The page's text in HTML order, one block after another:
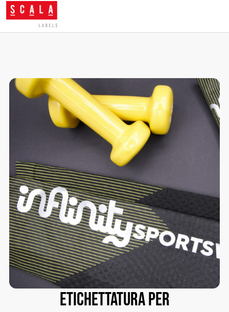
ETICHETTATURAPER